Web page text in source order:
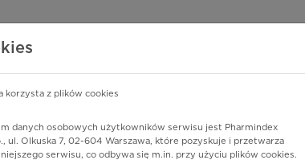
lekach
Pharmindex
lider wiedzy o lekach
korzysta z plików cookies
danych osobowych użytkowników serwisu jest Pharmindex
ul. Olkuska 7, 02-604 Warszawa, które pozyskuje i przetwarza
serwisu, co odbywa się m.in. przy użyciu plików cookies.